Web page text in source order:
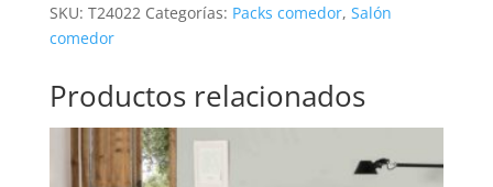
cantidad
SKU: T24022 Categorías: Packs comedor, Salón
comedor
Productos relacionados